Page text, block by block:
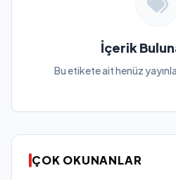
İçerik
Bu etikete ait henüz
ÇOK OKUNANLAR